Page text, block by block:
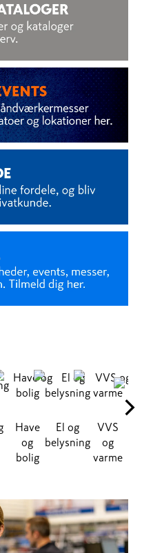
Have
og
bolig
El og
belysning
VVS
og
varme